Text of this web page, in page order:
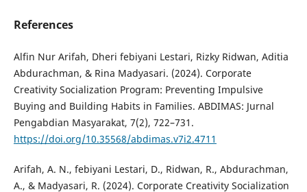
References
Alfin Nur Arifah, Dheri febiyani Lestari, Rizky Ridwan, Aditia
Abdurachman, & Rina Madyasari. (2024). Corporate
Creativity Socialization Program: Preventing Impulsive
Buying and Building Habits in Families. ABDIMAS: Jurnal
Pengabdian Masyarakat, 7(2), 722–731.
https://doi.org/10.35568/abdimas.v7i2.4711
Arifah, A. N., febiyani Lestari, D., Ridwan, R., Abdurachman,
A., & Madyasari, R. (2024). Corporate Creativity Socialization